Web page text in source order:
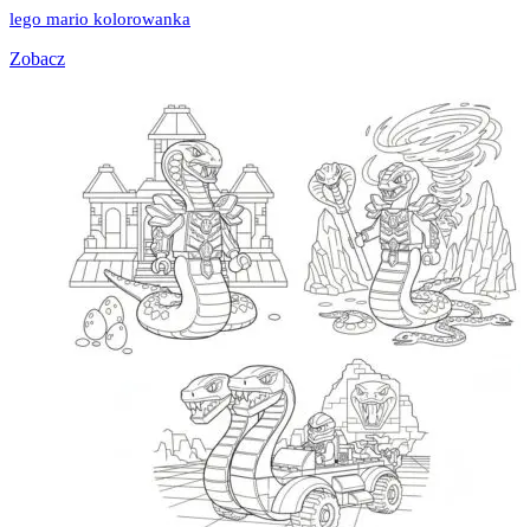
lego mario kolorowanka
Zobacz